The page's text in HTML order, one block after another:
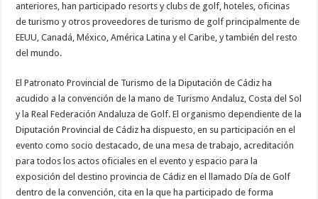
anteriores, han participado resorts y clubs de golf, hoteles, oficinas
de turismo y otros proveedores de turismo de golf principalmente de
EEUU, Canadá, México, América Latina y el Caribe, y también del resto
del mundo.
El Patronato Provincial de Turismo de la Diputación de Cádiz ha
acudido a la convención de la mano de Turismo Andaluz, Costa del Sol
y la Real Federación Andaluza de Golf. El organismo dependiente de la
Diputación Provincial de Cádiz ha dispuesto, en su participación en el
evento como socio destacado, de una mesa de trabajo, acreditación
para todos los actos oficiales en el evento y espacio para la
exposición del destino provincia de Cádiz en el llamado Día de Golf
dentro de la convención, cita en la que ha participado de forma